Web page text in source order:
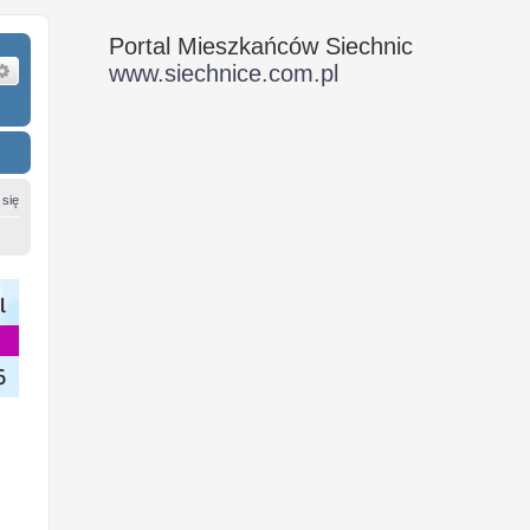
Wyszukiwanie zaawansowane
się
Portal Mieszkańców Siechnic
www.siechnice.com.pl